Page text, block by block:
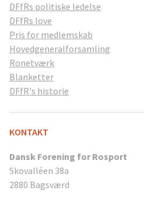
DFfRs politiske ledelse
DFfRs love
Pris for medlemskab
Hovedgeneralforsamling
Ronetværk
Blanketter
DFfR's historie
KONTAKT
Dansk Forening for Rosport
Skovalléen 38a
2880 Bagsværd